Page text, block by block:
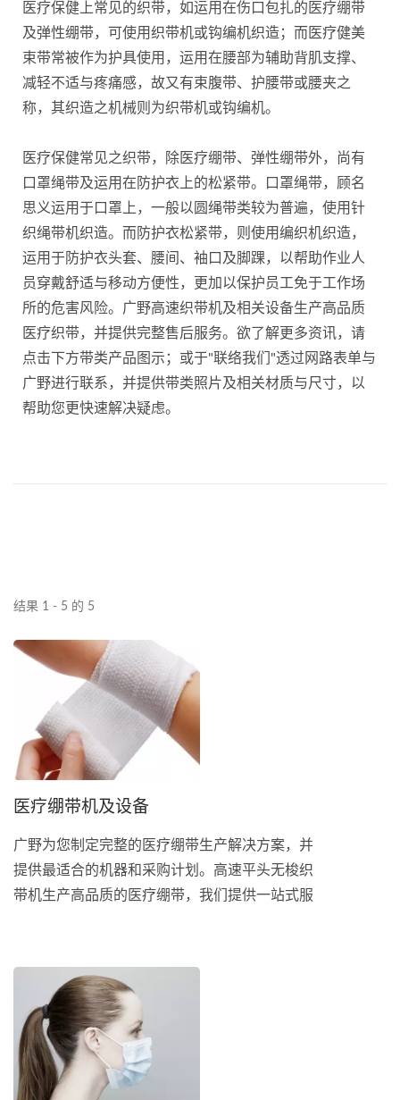
医疗保健上常见的织带，如运用在伤口包扎的医疗绷带
及弹性绷带，可使用织带机或钩编机织造；而医疗健美
束带常被作为护具使用，运用在腰部为辅助背肌支撑、
减轻不适与疼痛感，故又有束腹带、护腰带或腰夹之
称，其织造之机械则为织带机或钩编机。
医疗保健常见之织带，除医疗绷带、弹性绷带外，尚有
口罩绳带及运用在防护衣上的松紧带。口罩绳带，顾名
思义运用于口罩上，一般以圆绳带类较为普遍，使用针
织绳带机织造。而防护衣松紧带，则使用编织机织造，
运用于防护衣头套、腰间、袖口及脚踝，以帮助作业人
员穿戴舒适与移动方便性，更加以保护员工免于工作场
所的危害风险。广野高速织带机及相关设备生产高品质
医疗织带，并提供完整售后服务。欲了解更多资讯，请
点击下方带类产品图示；或于"联络我们"透过网路表单与
广野进行联系，并提供带类照片及相关材质与尺寸，以
帮助您更快速解决疑虑。
结果 1 - 5 的 5
医疗绷带机及设备
广野为您制定完整的医疗绷带生产解决方案，并
提供最适合的机器和采购计划。高速平头无梭织
带机生产高品质的医疗绷带，我们提供一站式服
要为包扎固定和保护手术或受伤部位。绷带有多
种类型，从普通布条到为特定肢体或身体部位设
计的专用绷带，依据绷带特性具有不同用途，而
不同特性的绷带其织造机具亦不同。点击右下方
按钮填写表单，将会获得进一步的报价。